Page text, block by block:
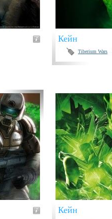
Кейн
Tiberium Wars
Кейн